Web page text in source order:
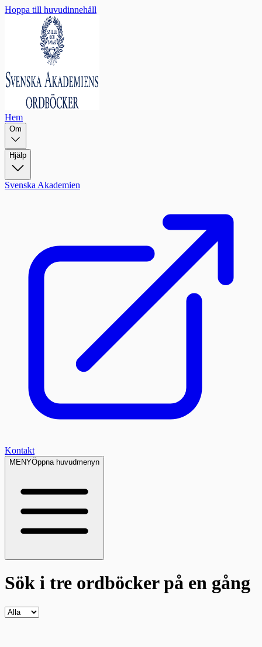
Hoppa till huvudinnehåll
Hem
Om
Hjälp
Svenska Akademien
Kontakt
MENYÖppna huvudmenyn
Sök i tre ordböckerpå en gång